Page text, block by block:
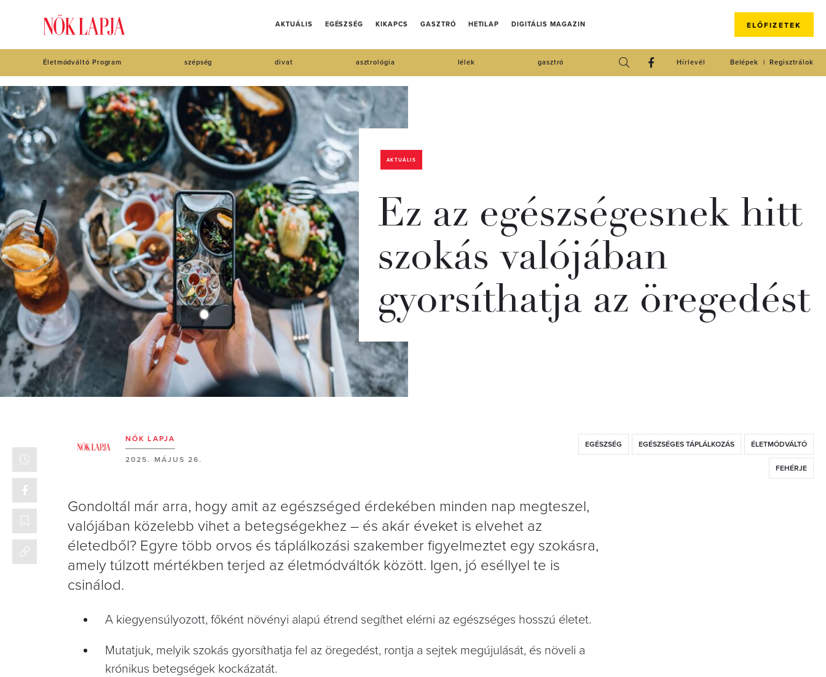
AKTUÁLIS EGÉSZSÉG KIKAPCS GASZTRÓ HETILAP DIGITÁLIS MAGAZIN ELŐFIZETEK
Életmódváltó Program szépség divat asztrológia lélek gasztró Regisztrálok
Belépek
Hírlevél
AKTUÁLIS
Ez az egészségesnek hitt
szokás valójában
gyorsíthatja az öregedést
NŐK LAPJA
2025. MÁJUS 26.
EGÉSZSÉG EGÉSZSÉGES TÁPLÁLKOZÁS ÉLETMÓDVÁLTÓ
FEHÉRJE
Gondoltál már arra, hogy amit az egészséged érdekében minden nap megteszel,
valójában közelebb vihet a betegségekhez – és akár éveket is elvehet az
életedből? Egyre több orvos és táplálkozási szakember figyelmeztet egy szokásra,
amely túlzott mértékben terjed az életmódváltók között. Igen, jó eséllyel te is
csinálod.
A kiegyensúlyozott, főként növényi alapú étrend segíthet elérni az egészséges hosszú életet.
Mutatjuk, melyik szokás gyorsíthatja fel az öregedést, rontja a sejtek megújulását, és növeli a
krónikus betegségek kockázatát.